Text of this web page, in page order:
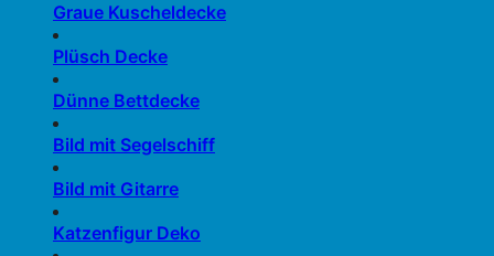
Graue Kuscheldecke
Plüsch Decke
Dünne Bettdecke
Bild mit Segelschiff
Bild mit Gitarre
Katzenfigur Deko